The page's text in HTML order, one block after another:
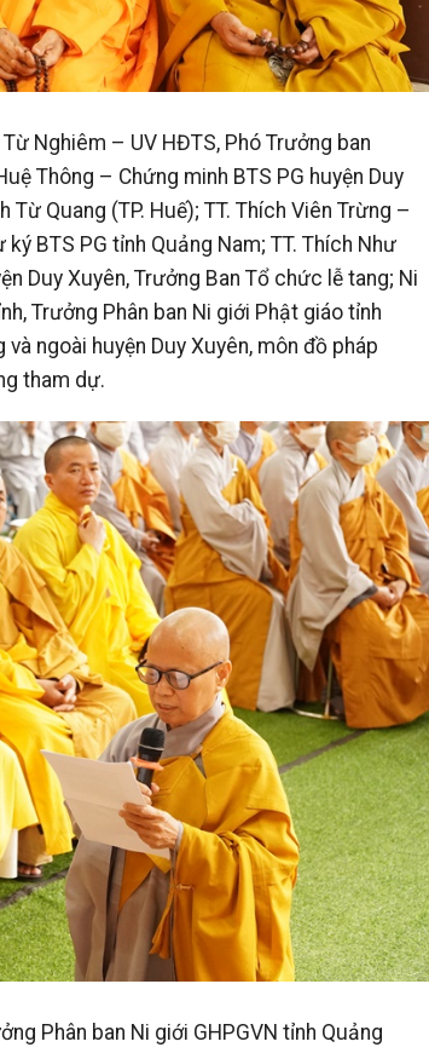
Nghiêm – UV HĐTS, Phó Trưởng ban
Thông – Chứng minh BTS PG huyện Duy
Từ Quang (TP. Huế); TT. Thích Viên Trừng –
BTS PG tỉnh Quảng Nam; TT. Thích Như
Duy Xuyên, Trưởng Ban Tổ chức lễ tang; Ni
Trưởng Phân ban Ni giới Phật giáo tỉnh
ngoài huyện Duy Xuyên, môn đồ pháp
tham dự.
Phân ban Ni giới GHPGVN tỉnh Quảng